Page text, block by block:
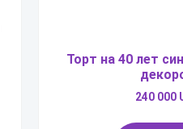
Торт на 40 лет
240 000